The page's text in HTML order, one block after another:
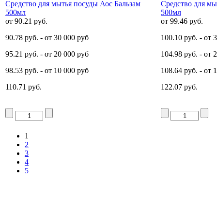
Средство для мытья посуды Аос Бальзам
500мл
от 90.21 руб.
90.78 руб. - от 30 000 руб
95.21 руб. - от 20 000 руб
98.53 руб. - от 10 000 руб
110.71 руб.
Средство для
500мл
от 99.46 руб.
100.10 руб. - от
104.98 руб. - от
108.64 руб. - от
122.07 руб.
1
2
3
4
5